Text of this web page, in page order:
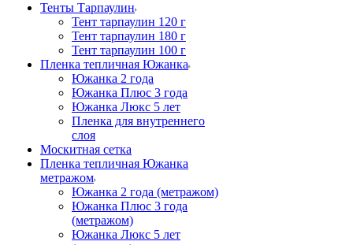
Тенты Тарпаулин
Тент тарпаулин 120 г
Тент тарпаулин 180 г
Тент тарпаулин 100 г
Пленка тепличная Южанка
Южанка 2 года
Южанка Плюс 3 года
Южанка Люкс 5 лет
Пленка для внутреннего
слоя
Москитная сетка
Пленка тепличная Южанка
метражом
Южанка 2 года (метражом)
Южанка Плюс 3 года
(метражом)
Южанка Люкс 5 лет